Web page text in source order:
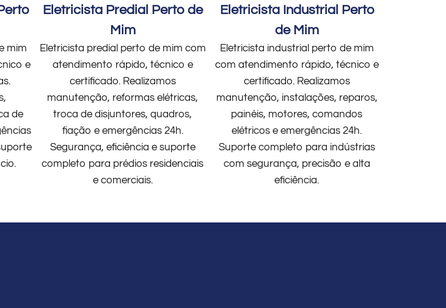
mim
e
de
Eletricista Predial Perto de
Mim
Eletricista predial perto de mim com
atendimento rápido, técnico e
certificado. Realizamos
manutenção, reformas elétricas,
troca de disjuntores, quadros,
fiação e emergências 24h.
Segurança, eficiência e suporte
completo para prédios residenciais
e comerciais.
Eletricista Industrial Perto
de Mim
Eletricista industrial perto de mim
com atendimento rápido, técnico e
certificado. Realizamos
manutenção, instalações, reparos,
painéis, motores, comandos
elétricos e emergências 24h.
Suporte completo para indústrias
com segurança, precisão e alta
eficiência.